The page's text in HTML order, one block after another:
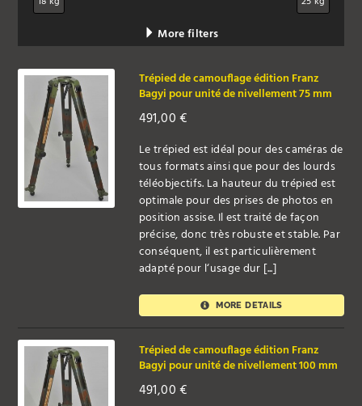
More filters
Trépied de camouflage édition Franz
Bagyi pour unité de nivellement 75 mm
491,00€
Le trépied est idéal pour des caméras de
tous formats ainsi que pour des lourds
téléobjectifs. La hauteur du trépied est
optimale pour des prises de photos en
position assise. Il est traité de façon
précise, donc très robuste et stable. Par
conséquent, il est particulièrement
adapté pour l‘usage dur [...]
MORE DETAILS
Trépied de camouflage édition Franz
Bagyi pour unité de nivellement 100 mm
491,00€